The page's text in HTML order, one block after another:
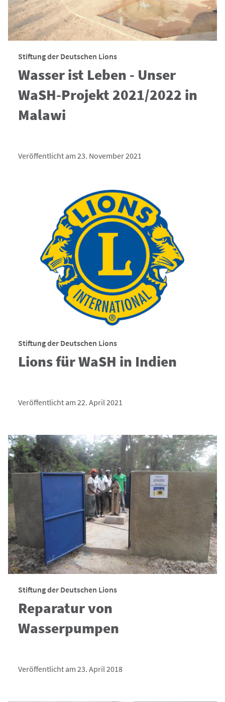
Stiftung der Deutschen Lions
Wasser ist Leben - Unser
WaSH-Projekt 2021/2022 in
Malawi
Veröffentlicht am 23. November 2021
Stiftung der Deutschen Lions
Lions für WaSH in Indien
Veröffentlicht am 22. April 2021
Stiftung der Deutschen Lions
Reparatur von
Wasserpumpen
Veröffentlicht am 23. April 2018